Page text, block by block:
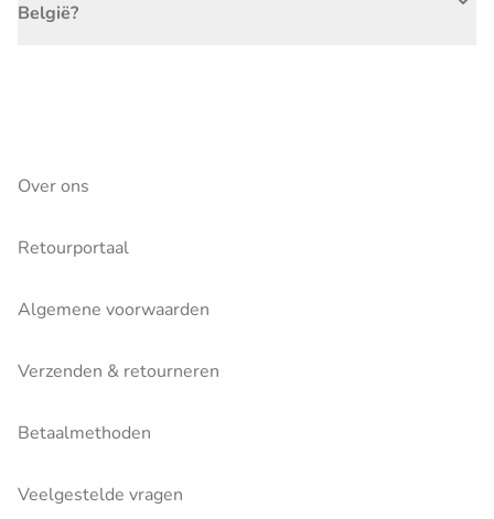
België?
Over ons
Retourportaal
Algemene voorwaarden
Verzenden & retourneren
Betaalmethoden
Veelgestelde vragen